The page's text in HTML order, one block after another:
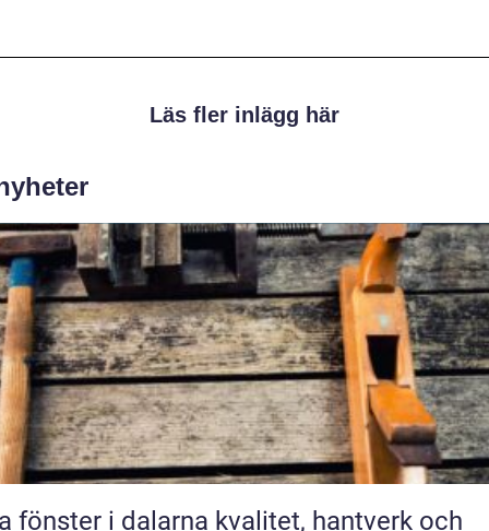
Läs fler inlägg här
i dalarna kvalitet, hantverk och